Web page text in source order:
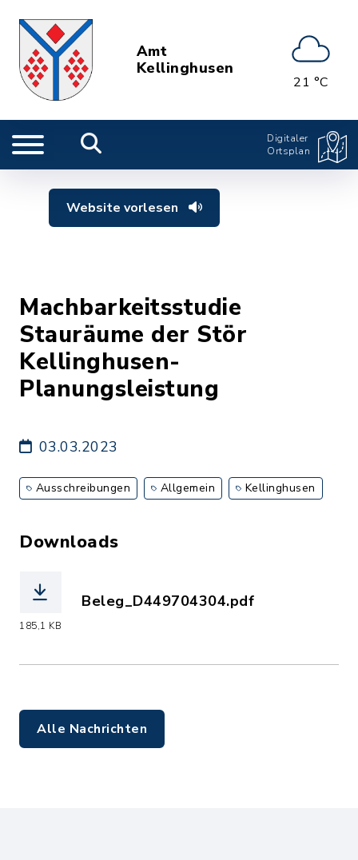
Amt
Kellinghusen
21 °C
Digitaler
Ortsplan
Website vorlesen
Machbarkeitsstudie
Stauräume der Stör
Kellinghusen-
Planungsleistung
03.03.2023
Ausschreibungen Allgemein Kellinghusen
Downloads
185,1 KB
Beleg_D449704304.pdf
Alle Nachrichten